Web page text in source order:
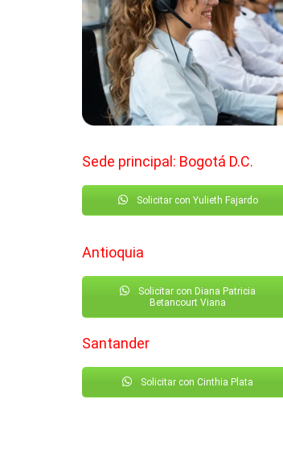
Sede principal: Bogotá D.C.
Solicitar con Yulieth Fajardo
Antioquia
Solicitar con Diana Patricia
Betancourt Viana
Santander
Solicitar con Cinthia Plata